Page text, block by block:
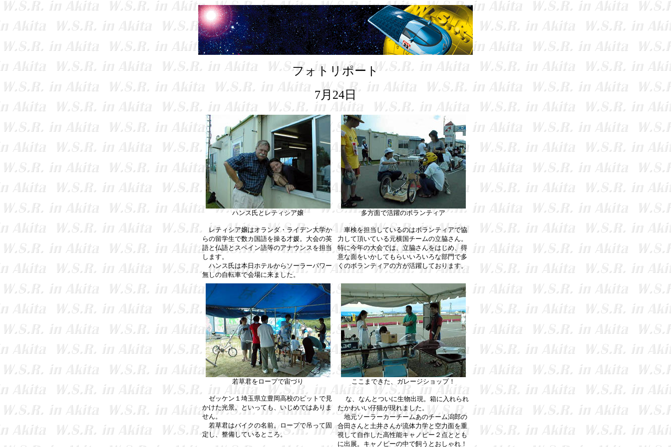
フォトリポート
7月24日
ハンス氏とレティシア嬢
レティシア嬢はオランダ・ライデン大学か
らの留学生で数カ国語を操る才媛。大会の英
語と仏語とスペイン語等のアナウンスを担当
します。
ハンス氏は本日ホテルからソーラーパワー
無しの自転車で会場に来ました。
多方面で活躍のボランティア
車検を担当しているのはボランティアで協
力して頂いている元横国チームの立脇さん。
特に今年の大会では、立脇さんをはじめ、得
意な面をいかしてもらいいろいろな部門で多
くのボランティアの方が活躍しております。
若草君をロープで宙づり
ゼッケン１埼玉県立豊岡高校のピットで見
かけた光景。といっても、いじめではありま
せん。
若草君はバイクの名前。ロープで吊って固
定し、整備しているところ。
ここまできた、ガレージショップ！
な、なんとついに生物出現。箱に入れられ
たかわいい仔猫が現れました。
地元ソーラーカーチームあのチーム潟郎の
合田さんと土井さんが流体力学と空力面を重
視して自作した高性能キャノピー２点ととも
に出展。キャノピーの中で飼うとおしゃれ！